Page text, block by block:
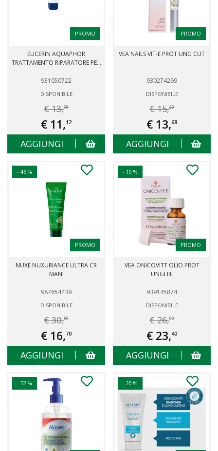
PROMO
EUCERIN AQUAPHOR
TRATTAMENTO RIPARATORE PE...
931050722
DISPONIBILE
€ 13,90
€ 11,12
AGGIUNGI
PROMO
VEA NAILS VIT-E PROT UNG CUT
930274269
DISPONIBILE
€ 15,20
€ 13,68
AGGIUNGI
- 45 %
PROMO
NUXE NUXURIANCE ULTRA CR
MANI
987654439
DISPONIBILE
€ 30,50
€ 16,70
AGGIUNGI
- 10 %
PROMO
VEA ONICOVITT OLIO PROT
UNGHIE
939145874
DISPONIBILE
€ 26,00
€ 23,40
AGGIUNGI
- 52 % - 20 %